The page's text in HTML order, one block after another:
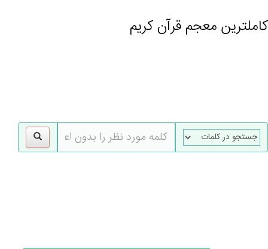
کاملترین معجم قرآن کریم